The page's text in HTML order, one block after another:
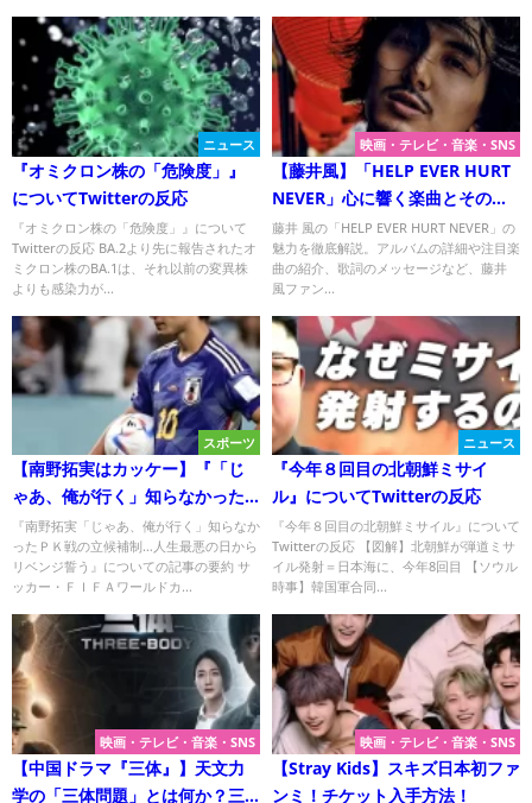
ニュース
『オミクロン株の「危険度」』
についてTwitterの反応
『オミクロン株の「危険度」』について
Twitterの反応 BA.2より先に報告されたオ
ミクロン株のBA.1は、それ以前の変異株
よりも感染力が...
映画・テレビ・音楽・SNS
【藤井風】「HELP EVER HURT
NEVER」心に響く楽曲とその魅
力！
藤井 風の「HELP EVER HURT NEVER」の
魅力を徹底解説。アルバムの詳細や注目楽
曲の紹介、歌詞のメッセージなど、藤井
風ファン...
スポーツ
【南野拓実はカッケー】『「じ
ゃあ、俺が行く」知らなかった
ＰＫ戦の立候補制…人生最悪の日
からリベンジ誓う』について
Twitterの反応
『南野拓実「じゃあ、俺が行く」知らなか
ったＰＫ戦の立候補制…人生最悪の日から
リベンジ誓う』についての記事の要約 サ
ッカー・ＦＩＦＡワールドカ...
ニュース
『今年８回目の北朝鮮ミサイ
ル』についてTwitterの反応
『今年８回目の北朝鮮ミサイル』について
Twitterの反応 【図解】北朝鮮が弾道ミサ
イル発射＝日本海に、今年8回目 【ソウル
時事】韓国軍合同...
映画・テレビ・音楽・SNS
【中国ドラマ『三体』】天文力
学の「三体問題」とは何か？三
映画・テレビ・音楽・SNS
【Stray Kids】スキズ日本初ファ
ンミ！チケット入手方法！